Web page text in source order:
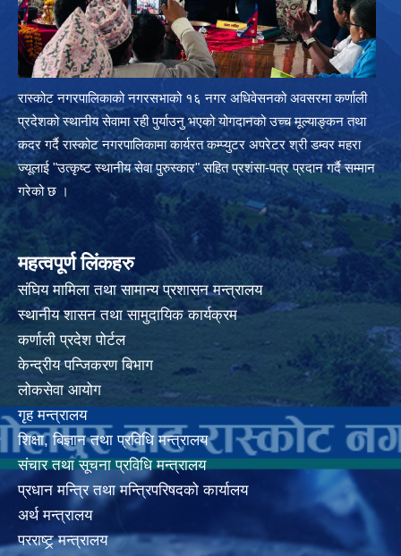
रास्कोट नगरपालिकाको नगरसभाको १६ नगर अधिवेसनको अवसरमा कर्णाली
प्रदेशको स्थानीय सेवामा रही पुर्याउनु भएको योगदानको उच्च मूल्याङ्कन तथा
कदर गर्दै रास्कोट नगरपालिकामा कार्यरत कम्प्युटर अपरेटर श्री डम्वर महरा
ज्यूलाई "उत्कृष्ट स्थानीय सेवा पुरुस्कार" सहित प्रशंसा-पत्र प्रदान गर्दै सम्मान
गरेको छ ।
महत्वपूर्ण लिंकहरु
संघिय मामिला तथा सामान्य प्रशासन मन्त्रालय
स्थानीय शासन तथा सामुदायिक कार्यक्रम
कर्णाली प्रदेश पोर्टल
केन्द्रीय पन्जिकरण बिभाग
लोकसेवा आयोग
गृह मन्त्रालय
शिक्षा, बिज्ञान तथा प्रविधि मन्त्रालय
संचार तथा सूचना प्रविधि मन्त्रालय
प्रधान मन्त्रि तथा मन्त्रिपरिषदको कार्यालय
अर्थ मन्त्रालय
परराष्ट्र् मन्त्रालय